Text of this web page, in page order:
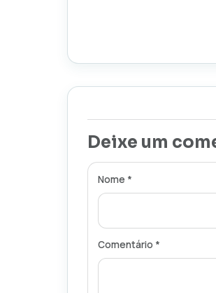
Deixe um
Nome *
Comentário *